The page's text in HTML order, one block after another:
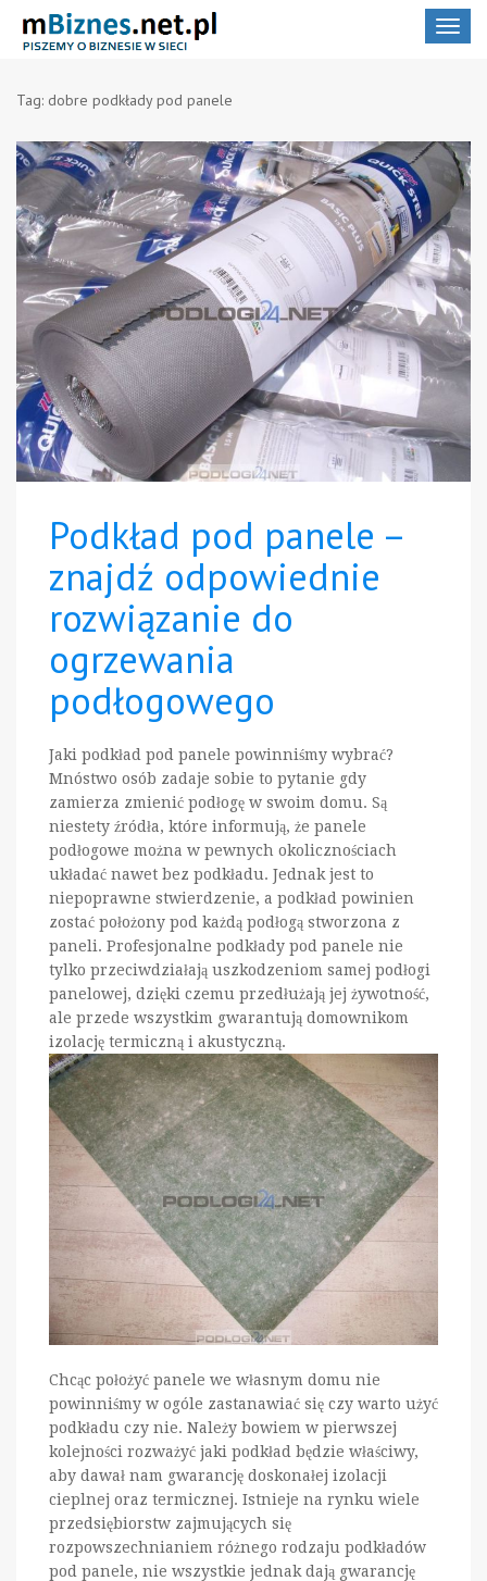
Toggle
Tag: dobre podkłady pod panele
Podkład pod panele –
znajdź odpowiednie
rozwiązanie do
ogrzewania
podłogowego
Jaki podkład pod panele powinniśmy wybrać?
Mnóstwo osób zadaje sobie to pytanie gdy
zamierza zmienić podłogę w swoim domu. Są
niestety źródła, które informują, że panele
podłogowe można w pewnych okolicznościach
układać nawet bez podkładu. Jednak jest to
niepoprawne stwierdzenie, a podkład powinien
zostać położony pod każdą podłogą stworzona z
paneli. Profesjonalne podkłady pod panele nie
tylko przeciwdziałają uszkodzeniom samej podłogi
panelowej, dzięki czemu przedłużają jej żywotność,
ale przede wszystkim gwarantują domownikom
izolację termiczną i akustyczną.
Chcąc położyć panele we własnym domu nie
powinniśmy w ogóle zastanawiać się czy warto użyć
podkładu czy nie. Należy bowiem w pierwszej
kolejności rozważyć jaki podkład będzie właściwy,
aby dawał nam gwarancję doskonałej izolacji
cieplnej oraz termicznej. Istnieje na rynku wiele
przedsiębiorstw zajmujących się
rozpowszechnianiem różnego rodzaju podkładów
pod panele, nie wszystkie jednak dają gwarancję